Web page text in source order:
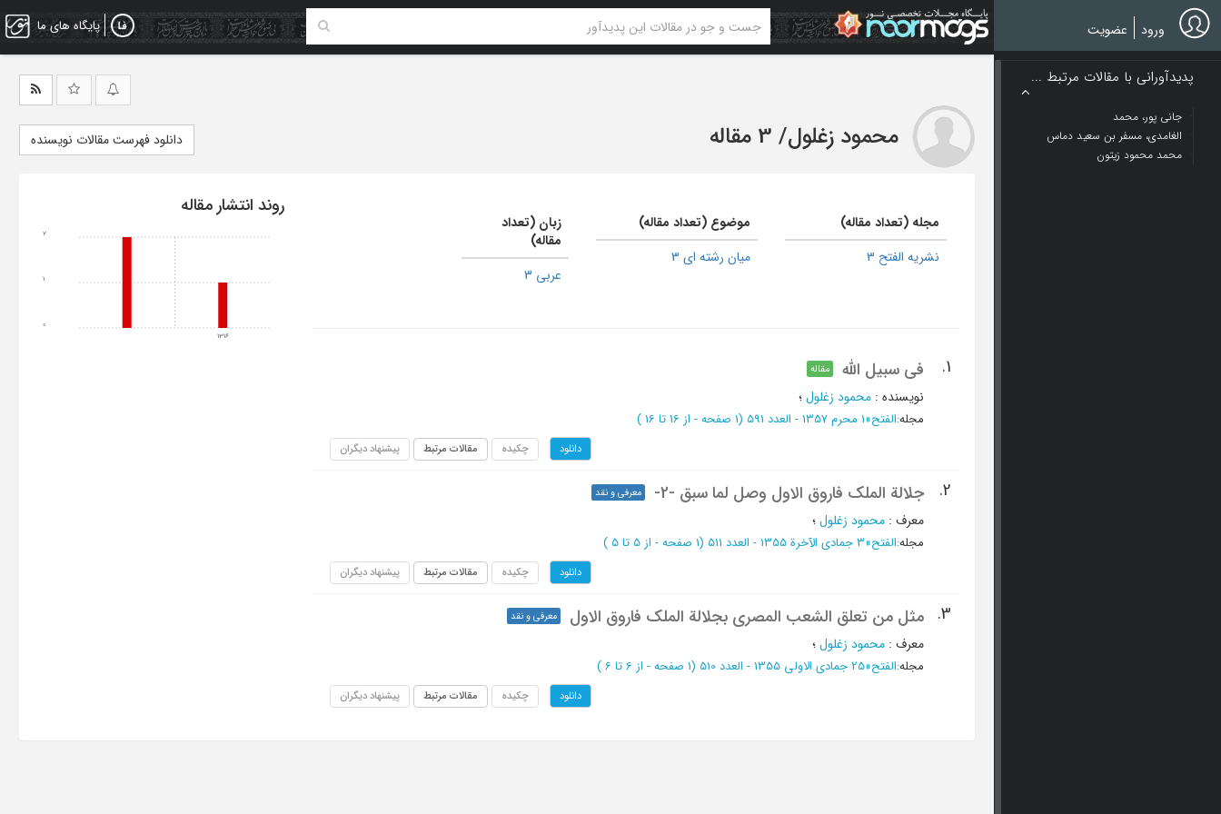
Skip
to
main
پایگاه های ما ورود عضویت
پدیدآورانی با مقالات مرتبط ...
جانی پور، محمد
الغامدی، مسفر بن سعید دماس
محمد محمود زیتون
محمود زغلول/ 3 مقاله دانلود فهرست مقالات نویسنده
مجله (تعداد مقاله)
نشریه الفتح 3
موضوع (تعداد مقاله)
میان رشته ای 3
زبان (تعداد
مقاله)
عربی 3
1. فی سبیل الله مقاله
نویسنده : محمود زغلول؛
مجله:الفتح»1 محرم 1357 - العدد 591 (‎1 صفحه - از 16 تا 16 )
دانلود چکیده مقالات مرتبط پیشنهاد دیگران
2. جلالة الملک فاروق الاول وصل لما سبق -2- معرفی و نقد
معرف : محمود زغلول؛
مجله:الفتح»3 جمادی الآخرة 1355 - العدد 511 (‎1 صفحه - از 5 تا 5 )
دانلود چکیده مقالات مرتبط پیشنهاد دیگران
3. مثل من تعلق الشعب المصری بجلالة الملک فاروق الاول معرفی و نقد
معرف : محمود زغلول؛
مجله:الفتح»25 جمادی الاولی 1355 - العدد 510 (‎1 صفحه - از 6 تا 6 )
دانلود چکیده مقالات مرتبط پیشنهاد دیگران
روند انتشار مقاله
1316
0
1
2